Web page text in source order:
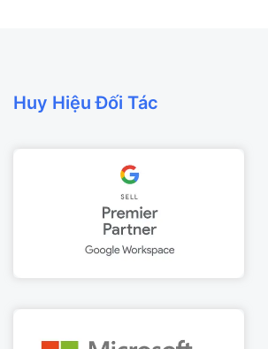
Huy Hiệu Đối Tác